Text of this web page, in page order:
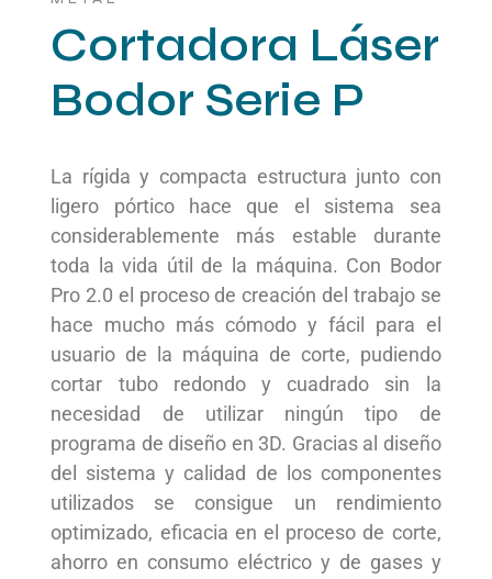
Cortadora Láser
Bodor Serie P
La rígida y compacta estructura junto con
ligero pórtico hace que el sistema sea
considerablemente más estable durante
toda la vida útil de la máquina. Con Bodor
Pro 2.0 el proceso de creación del trabajo se
hace mucho más cómodo y fácil para el
usuario de la máquina de corte, pudiendo
cortar tubo redondo y cuadrado sin la
necesidad de utilizar ningún tipo de
programa de diseño en 3D. Gracias al diseño
del sistema y calidad de los componentes
utilizados se consigue un rendimiento
optimizado, eficacia en el proceso de corte,
ahorro en consumo eléctrico y de gases y